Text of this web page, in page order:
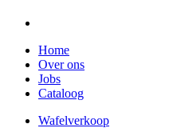
Home
Over ons
Jobs
Cataloog
Wafelverkoop